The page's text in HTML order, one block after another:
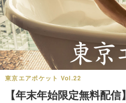
東京エアポケット Vol.22
【年末年始限定無料配